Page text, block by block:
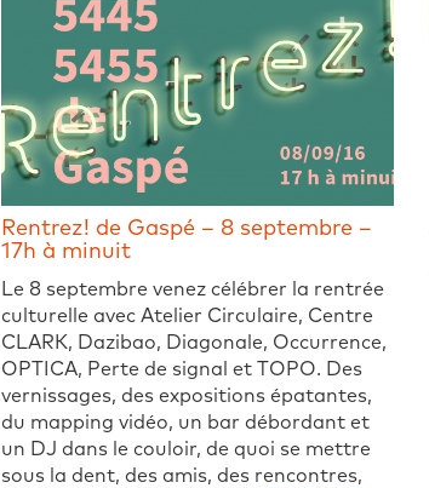
Rentrez! de Gaspé – 8 septembre –
17h à minuit
Le 8 septembre venez célébrer la rentrée
culturelle avec Atelier Circulaire, Centre
CLARK, Dazibao, Diagonale, Occurrence,
OPTICA, Perte de signal et TOPO. Des
vernissages, des expositions épatantes,
du mapping vidéo, un bar débordant et
un DJ dans le couloir, de quoi se mettre
sous la dent, des amis, des rencontres,